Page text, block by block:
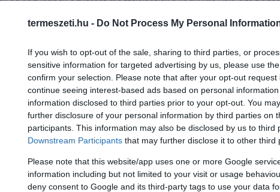
termeszeti.hu - Do Not Process My Personal
If you wish to opt-out of the sale, sharing to third parties, or
sensitive information for targeted advertising by us, please use
confirm your selection. Please note that after your opt-out
continue seeing interest-based ads based on personal
information disclosed to third parties prior to your opt-out. You
further disclosure of your personal information by third parties on
participants. This information may also be disclosed by us to third
Downstream Participants that may further disclose it to other third
Please note that this website/app uses one or more Google
information including but not limited to your visit or usage
deny consent to Google and its third-party tags to use your data